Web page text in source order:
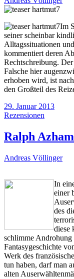
Im
seiner scheinbar
Alltagssituationen
kommentiert deren
Rechtschreibung.
Falsche hier
erhoben wird, ist
den Großteil des
29. Januar 2013
Rezensionen
Ralph
Andreas Völlinger
In
einer
des
diese
schlimme Androhung
Fantasygeschichte
Werk des
tun haben, darf man
alten